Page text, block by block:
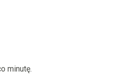
minutę.